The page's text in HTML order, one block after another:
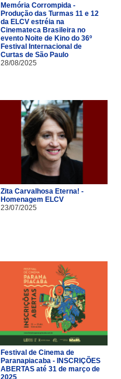
Memória Corrompida -
Produção das Turmas 11 e 12
da ELCV estréia na
Cinemateca Brasileira no
evento Noite de Kino do 36º
Festival Internacional de
Curtas de São Paulo
28/08/2025
Zita Carvalhosa Eterna! -
Homenagem ELCV
23/07/2025
Festival de Cinema de
Paranapiacaba - INSCRIÇÕES
ABERTAS até 31 de março de
2025